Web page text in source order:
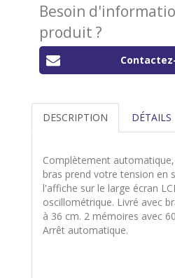
Besoin
produit ?
DESCRIPTION DÉTAILS
Complètement
bras prend votre tension en
l'affiche sur le large écran
oscillométrique. Livré avec
à 36 cm. 2 mémoires avec
Arrêt automatique.